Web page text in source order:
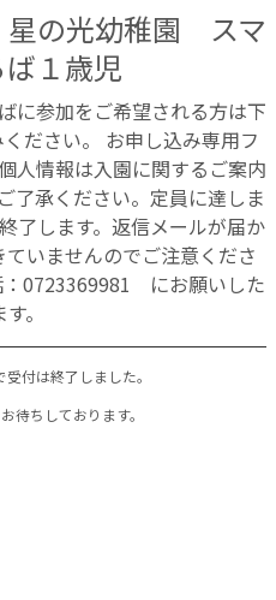
の光幼稚園 スマ
１歳児
に参加をご希望される方は下
ださい。 お申し込み専用フ
人情報は入園に関するご案内
了承ください。定員に達しま
了します。返信メールが届か
いませんのでご注意くださ
0723369981 にお願いした
。
待ちしております。